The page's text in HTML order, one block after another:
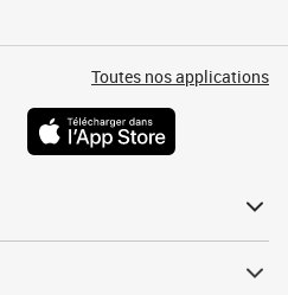
Toutes nos applications